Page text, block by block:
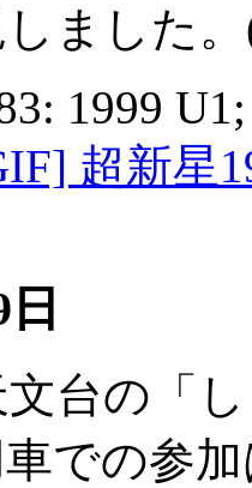
ました
1999
超新星
台の「
での参